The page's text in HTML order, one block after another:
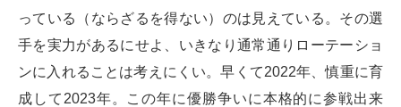
っている（ならざるを得ない）のは見えている。その選
手を実力があるにせよ、いきなり通常通りローテーショ
ンに入れることは考えにくい。早くて2022年、慎重に育
成して2023年。この年に優勝争いに本格的に参戦出来